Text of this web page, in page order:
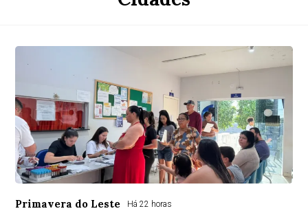
Primavera do Leste Há 22 horas